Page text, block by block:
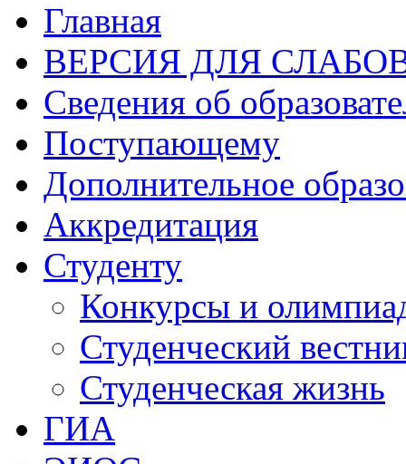
Главная
ВЕРСИЯ ДЛЯ
Сведения об
Поступающему
Дополнительное
Аккредитация
Студенту
Конкурсы и
Студенческий
Студенческая жизнь
ГИА